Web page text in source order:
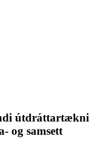
útdráttartækni
og samsett